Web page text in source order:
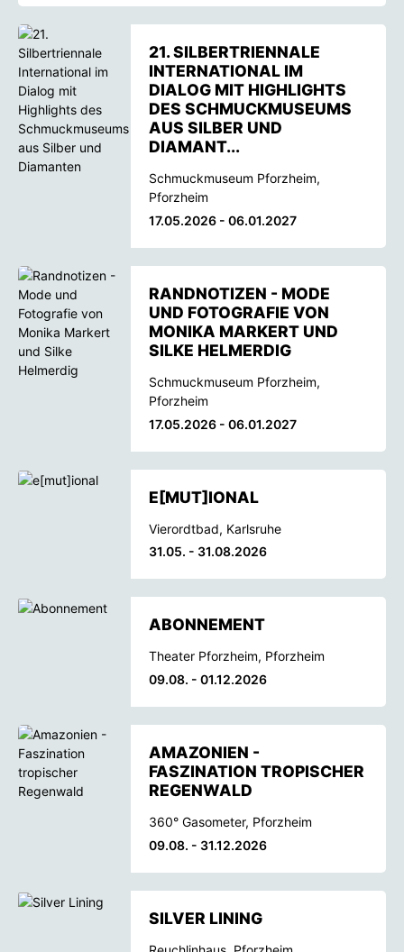
21. SILBERTRIENNALE
INTERNATIONAL IM
DIALOG MIT HIGHLIGHTS
DES SCHMUCKMUSEUMS
AUS SILBER UND
DIAMANT...
Schmuckmuseum Pforzheim,
Pforzheim
17.05.2026 - 06.01.2027
RANDNOTIZEN - MODE
UND FOTOGRAFIE VON
MONIKA MARKERT UND
SILKE HELMERDIG
Schmuckmuseum Pforzheim,
Pforzheim
17.05.2026 - 06.01.2027
E[MUT]IONAL
Vierordtbad, Karlsruhe
31.05. - 31.08.2026
ABONNEMENT
Theater Pforzheim, Pforzheim
09.08. - 01.12.2026
AMAZONIEN -
FASZINATION TROPISCHER
REGENWALD
360° Gasometer, Pforzheim
09.08. - 31.12.2026
SILVER LINING